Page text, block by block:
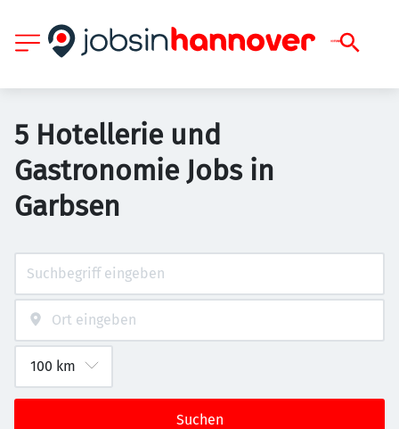
5 Hotellerie und
Gastronomie Jobs in
Garbsen
Suchen